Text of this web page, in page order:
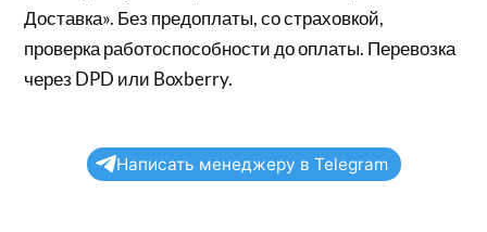
Доставка». Без предоплаты, со страховкой,
проверка работоспособности до оплаты. Перевозка
через DPD или Boxberry.
Написать менеджеру в Telegram